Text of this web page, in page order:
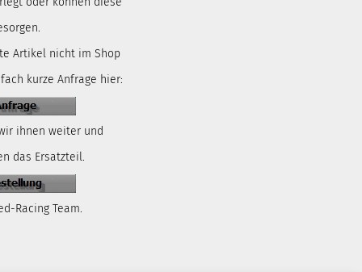
Artikel nicht im Shop
kurze Anfrage hier:
ihnen weiter und
das Ersatzteil.
Racing Team.